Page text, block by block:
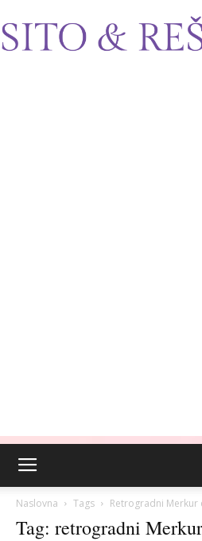
Naslovna Tags Retrogradni Merkur
Tag: retrogradni